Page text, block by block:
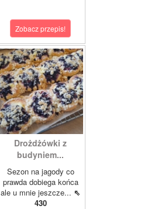
Zobacz przepis!
Drożdżówki z
budyniem...
Sezon na jagody co
prawda dobiega końca
ale u mnie jeszcze... ⇖
430